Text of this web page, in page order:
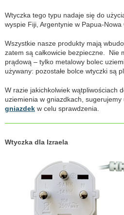
Wtyczka tego typu nadaje się do
wyspie Fiji, Argentynie w Papua-Nowa
Wszystkie nasze produkty mają
zatem są całkowicie bezpieczne. Nie
prądową – tylko metalowy bolec
używany: pozostałe bolce wtyczki są
W razie jakichkolwiek wątpliwościach
uziemienia w gniazdkach, sugerujemy
gniazdek w celu sprawdzenia.
Wtyczka dla Izraela